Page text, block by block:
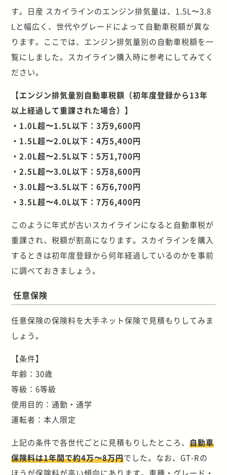
す。日産 スカイラインのエンジン排気量は、1.5L〜3.8
Lと幅広く、世代やグレードによって自動車税額が異な
ります。ここでは、エンジン排気量別の自動車税額を一
覧にしました。スカイライン購入時に参考にしてみてく
ださい。
【エンジン排気量別自動車税額（初年度登録から13年
以上経過して重課された場合）】
・1.0L超〜1.5L以下：3万9,600円
・1.5L超〜2.0L以下：4万5,400円
・2.0L超〜2.5L以下：5万1,700円
・2.5L超〜3.0L以下：5万8,600円
・3.0L超〜3.5L以下：6万6,700円
・3.5L超〜4.0L以下：7万6,400円
このように年式が古いスカイラインになると自動車税が
重課され、税額が割高になります。スカイラインを購入
するときは初年度登録から何年経過しているのかを事前
に調べておきましょう。
任意保険
任意保険の保険料を大手ネット保険で見積もりしてみま
しょう。
【条件】
年齢：30歳
等級：6等級
使用目的：通勤・通学
運転者：本人限定
上記の条件で各世代ごとに見積もりしたところ、自動車
保険料は1年間で約4万〜8万円でした。なお、GT-Rの
ほうが保険料が高い傾向にあります。車種・グレード・